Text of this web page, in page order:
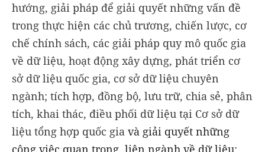
hướng, giải pháp để giải quyết những vấn đề
trong thực hiện các chủ trương, chiến lược, cơ
chế chính sách, các giải pháp quy mô quốc gia
về dữ liệu, hoạt động xây dựng, phát triển cơ
sở dữ liệu quốc gia, cơ sở dữ liệu chuyên
ngành; tích hợp, đồng bộ, lưu trữ, chia sẻ, phân
tích, khai thác, điều phối dữ liệu tại Cơ sở dữ
liệu tổng hợp quốc gia và giải quyết những